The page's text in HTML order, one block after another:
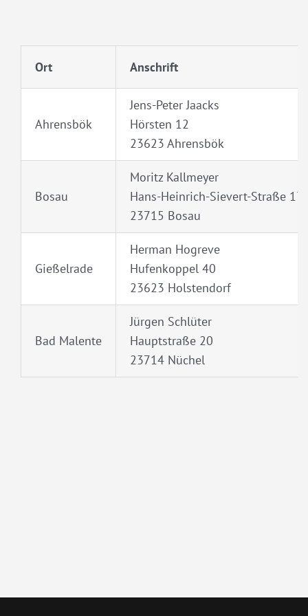
Ort Anschrift
Ahrensbök
Jens-Peter Jaacks
Hörsten 12
23623 Ahrensbök
Bosau
Moritz Kallmeyer
Hans-Heinrich-Sievert-Straße 17
23715 Bosau
Gießelrade
Herman Hogreve
Hufenkoppel 40
23623 Holstendorf
Bad Malente
Jürgen Schlüter
Hauptstraße 20
23714 Nüchel